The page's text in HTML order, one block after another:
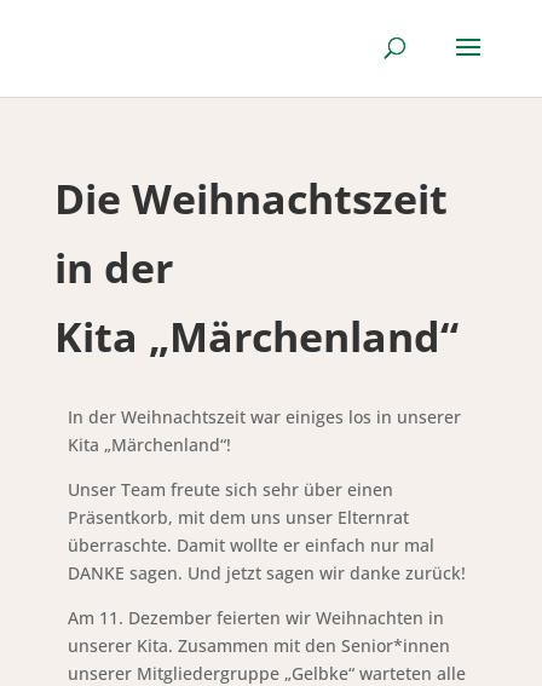
Die Weihnachtszeit
in der
Kita „Märchenland“
In der Weihnachtszeit war einiges los in unserer
Kita „Märchenland“!
Unser Team freute sich sehr über einen
Präsentkorb, mit dem uns unser Elternrat
überraschte. Damit wollte er einfach nur mal
DANKE sagen. Und jetzt sagen wir danke zurück!
Am 11. Dezember feierten wir Weihnachten in
unserer Kita. Zusammen mit den Senior*innen
unserer Mitgliedergruppe „Gelbke“ warteten alle